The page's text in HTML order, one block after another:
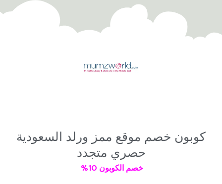
كوبون خصم موقع ممز ورلد السعودية
حصري متجدد
خصم الكوبون 10%